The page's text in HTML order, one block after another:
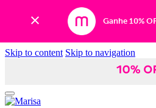
Ganhe 10%
Skip to content Skip to navigation